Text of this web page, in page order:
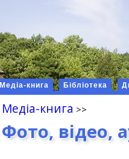
Медіа-книга Бібліотека
Медіа-книга
Фото, відео,